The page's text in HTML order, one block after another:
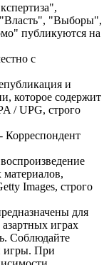
"Выборы",
публикуются на
с
и
которое содержит
/ UPG, строго
Корреспондент
Images, строго
для
играх
Соблюдайте
игры. При